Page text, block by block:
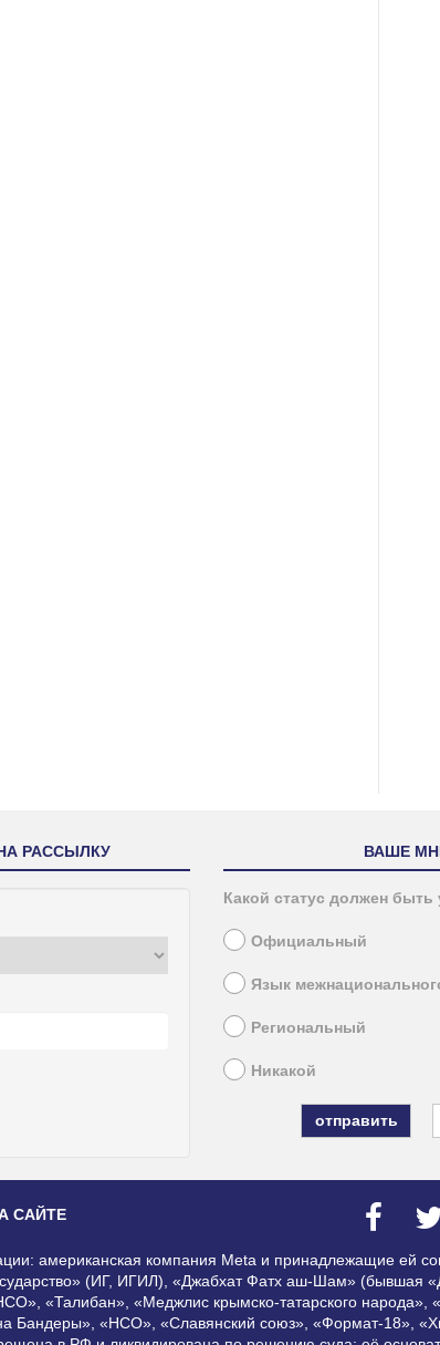
РАССЫЛКУ ВАШЕ
Какой статус должен быть
Официальный
Язык
Региональный
Никакой
САЙТЕ
американская компания Meta и принадлежащие ей
(ИГ, ИГИЛ), «Джабхат Фатх аш-Шам» (бывшая
«Талибан», «Меджлис крымско-татарского народа»,
Бандеры», «НСО», «Славянский союз», «Формат-18»,